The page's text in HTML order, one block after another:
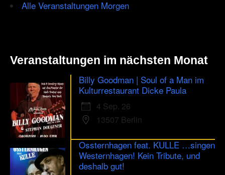
Alle Veranstaltungen Morgen
Veranstaltungen im nächsten Monat
Billy Goodman | Soul of a Man im
Kulturrestaurant Dicke Paula
4 Sep. 26
13507 Berlin
Ossternhagen feat. KULLE …singen
Westernhagen! Kein Tribute, und
deshalb gut!